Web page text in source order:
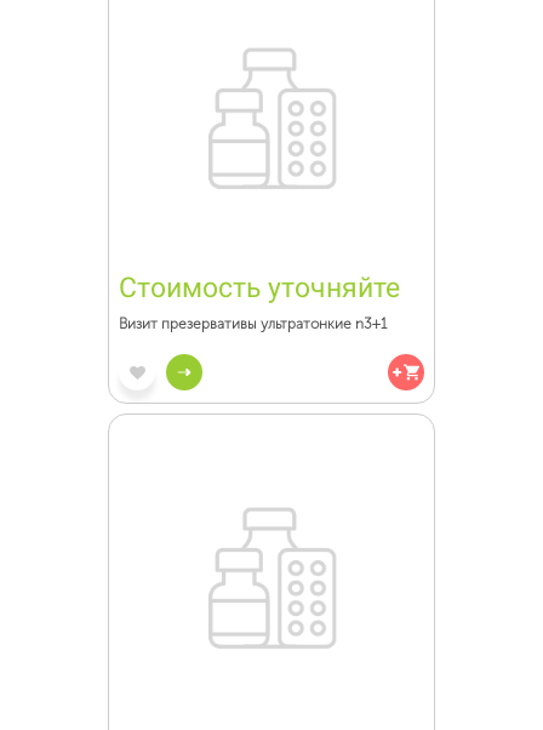
Стоимость уточняйте
Визит презервативы ультратонкие n3+1